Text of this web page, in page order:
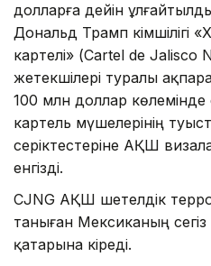
долларға дейін
Дональд Трамп әкімшілігі
картелі» (Cartel de Jalisco
жетекшілері туралы
100 млн доллар
картель мүшелерінің
серіктестеріне АҚШ
енгізді.
CJNG АҚШ шетелдік
таныған Мексиканың сегіз
қатарына кіреді.